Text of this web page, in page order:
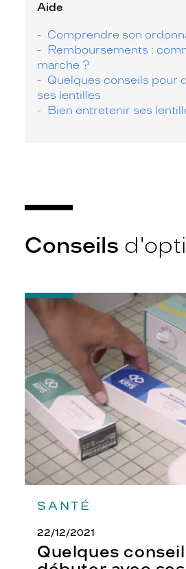
Aide
Comprendre son
Remboursements :
marche ?
Quelques conseils pour
ses lentilles
Bien entretenir ses
Conseils
SANTÉ
22/12/2021
Quelques
-
Quelques
conseils
pour
débuter
avec
ses
lentilles